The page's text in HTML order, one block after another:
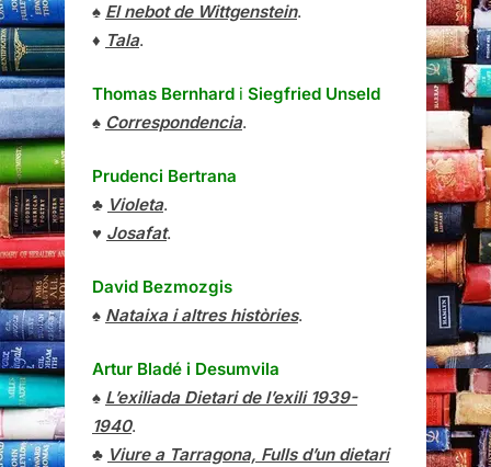
♠ El nebot de Wittgenstein.
♦ Tala.
Thomas Bernhard i Siegfried Unseld
♠ Correspondencia.
Prudenci Bertrana
♣ Violeta.
♥ Josafat.
David Bezmozgis
♠ Nataixa i altres històries.
Artur Bladé i Desumvila
♠ L’exiliada Dietari de l’exili 1939-
1940.
♣ Viure a Tarragona, Fulls d’un dietari